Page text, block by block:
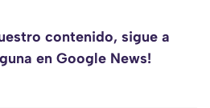
contenido, sigue a
en Google News!